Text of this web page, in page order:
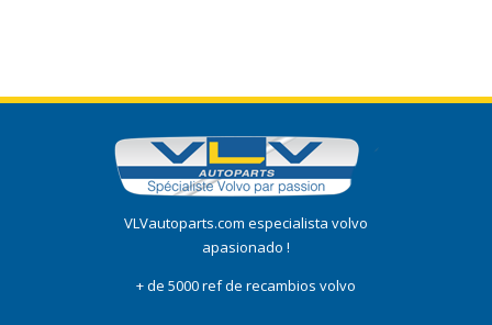
VLVautoparts.com especialista volvo
apasionado !
+ de 5000 ref de recambios volvo